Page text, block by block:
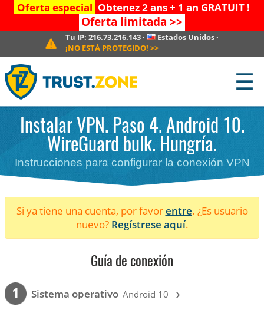
Oferta especial Obtenez 2 ans + 1 an GRATUIT !
Oferta limitada >>
Tu IP: 216.73.216.143· Estados Unidos ·
¡NO ESTÁ PROTEGIDO! >>
☰
Instalar VPN. Paso 4. Android 10.
WireGuard bulk. Hungría.
Instrucciones para configurar la conexión VPN
Si ya tiene una cuenta, por favorentre. ¿Es usuario
nuevo? Regístrese aquí.
Guía de conexión
1 Sistema operativo Android 10 ›